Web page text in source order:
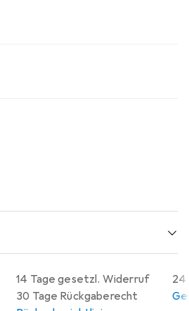
14 Tage gesetzl. Widerruf
30 Tage Rückgaberecht
24